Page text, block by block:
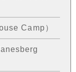
Camp）